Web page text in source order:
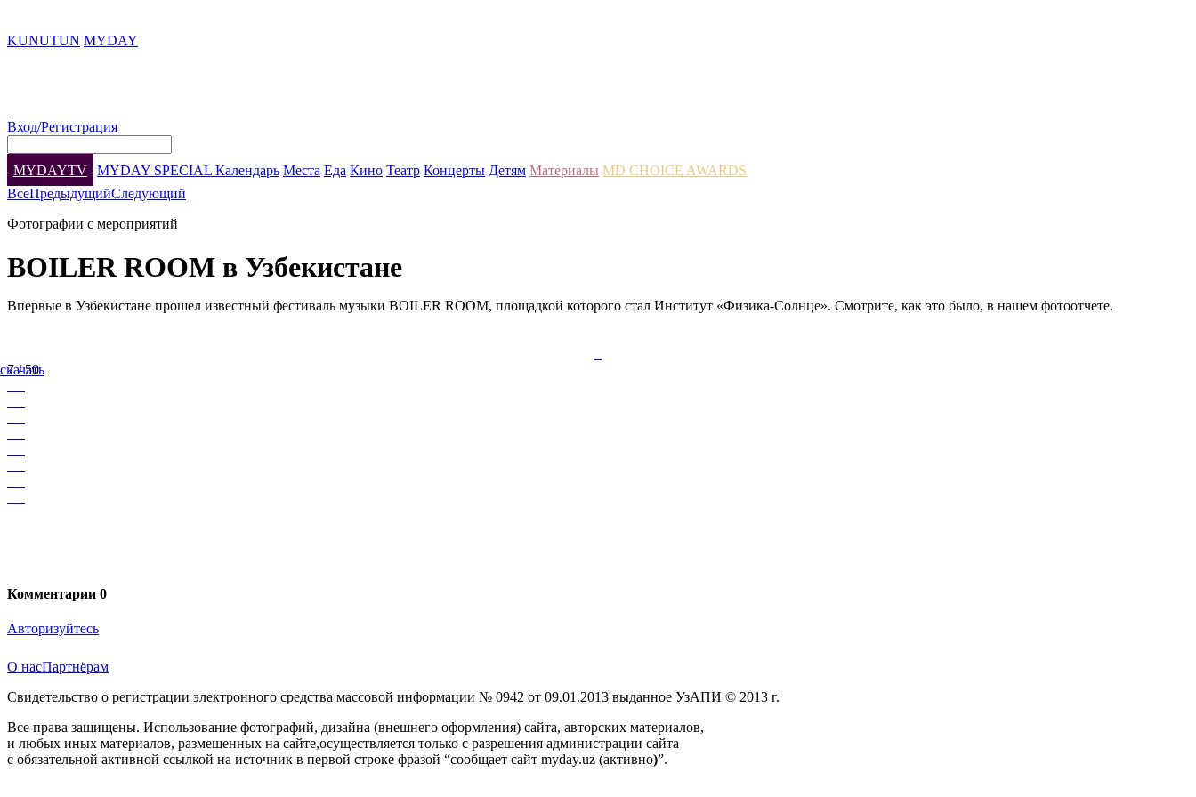
KUNUTUN MYDAY
Вход/Регистрация
MYDAYTV MYDAY SPECIAL Календарь Места Еда Кино Театр Концерты Детям Материалы MD CHOICE AWARDS
ВсеПредыдущийСледующий
Фотографии с мероприятий
BOILER ROOM в Узбекистане
Впервые в Узбекистане прошел известный фестиваль музыки BOILER ROOM, площадкой которого стал Институт «Физика-Солнце». Смотрите, как это было, в нашем фотоотчете.
скачать
7 / 50
Комментарии 0
Авторизуйтесь
О насПартнёрам
Свидетельство о регистрации электронного средства массовой информации № 0942 от 09.01.2013 выданное УзАПИ © 2013 г.
Все права защищены. Использование фотографий, дизайна (внешнего оформления) сайта, авторских материалов,
и любых иных материалов, размещенных на сайте,осуществляется только с разрешения администрации сайта
с обязательной активной ссылкой на источник в первой строке фразой “сообщает сайт myday.uz (активно)”.